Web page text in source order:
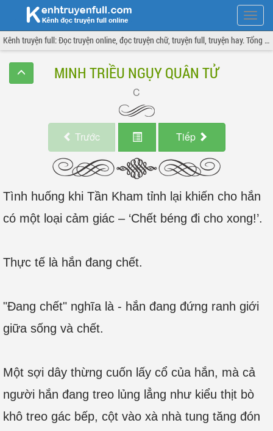
Hiện
menu
Kênh truyện full: Đọc truyện online, đọc truyện chữ, truyện full, truyện hay. Tổng hợp đầy đủ và cập nhật liên tục.
MINH TRIỀU NGỤY QUÂN TỬ
Trước Tiếp
Tình huống khi Tần Kham tỉnh lại khiến cho hắn
có một loại cảm giác – ‘Chết béng đi cho xong!’.
Thực tế là hắn đang chết.
"Đang chết" nghĩa là - hắn đang đứng ranh giới
giữa sống và chết.
Một sợi dây thừng cuốn lấy cổ của hắn, mà cả
người hắn đang treo lủng lẳng như kiểu thịt bò
khô treo gác bếp, cột vào xà nhà tung tăng đón